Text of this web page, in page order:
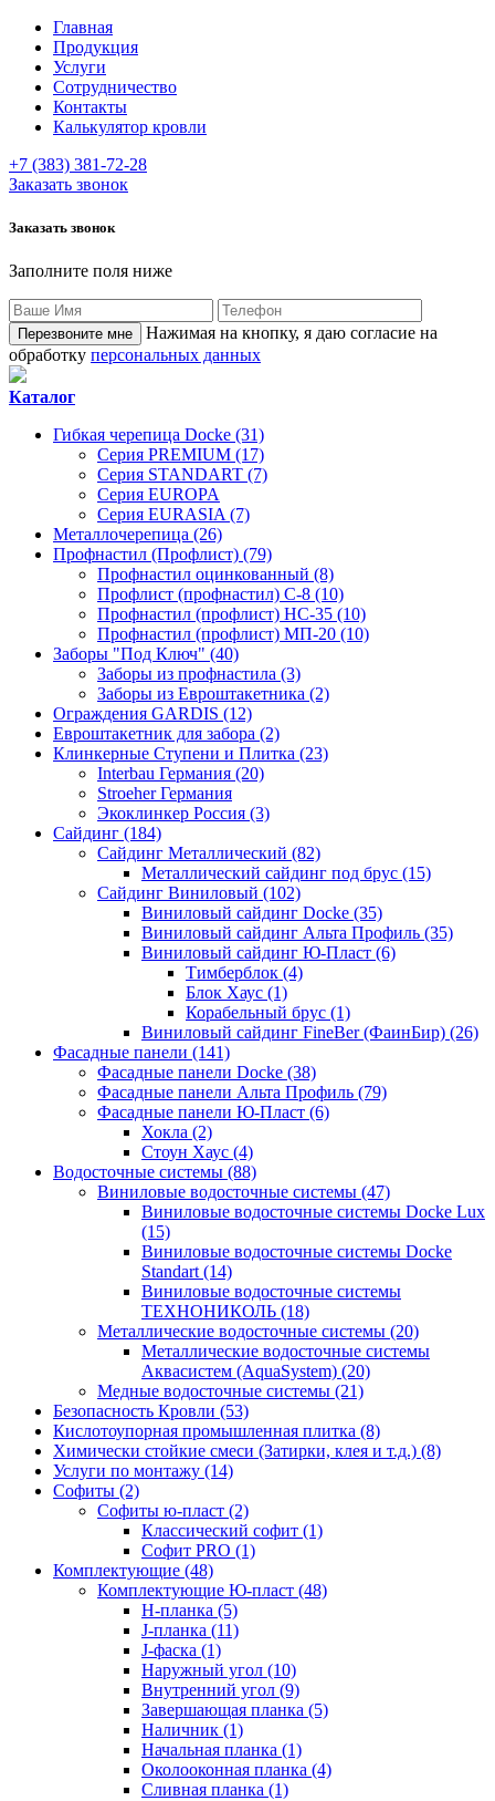
Главная
Продукция
Услуги
Сотрудничество
Контакты
Калькулятор кровли
+7 (383) 381-72-28
Заказать звонок
Заказать звонок
Заполните поля ниже
Нажимая на кнопку, я даю согласие на
обработку персональных данных
Каталог
Гибкая черепица Docke (31)
Серия PREMIUM (17)
Серия STANDART (7)
Серия EUROPA
Серия EURASIA (7)
Металлочерепица (26)
Профнастил (Профлист) (79)
Профнастил оцинкованный (8)
Профлист (профнастил) С-8 (10)
Профнастил (профлист) НС-35 (10)
Профнастил (профлист) МП-20 (10)
Заборы "Под Ключ" (40)
Заборы из профнастила (3)
Заборы из Евроштакетника (2)
Ограждения GARDIS (12)
Евроштакетник для забора (2)
Клинкерные Ступени и Плитка (23)
Interbau Германия (20)
Stroeher Германия
Экоклинкер Россия (3)
Сайдинг (184)
Сайдинг Металлический (82)
Металлический сайдинг под брус (15)
Сайдинг Виниловый (102)
Виниловый сайдинг Docke (35)
Виниловый сайдинг Альта Профиль (35)
Виниловый сайдинг Ю-Пласт (6)
Тимберблок (4)
Блок Хаус (1)
Корабельный брус (1)
Виниловый сайдинг FineBer (ФаинБир) (26)
Фасадные панели (141)
Фасадные панели Docke (38)
Фасадные панели Альта Профиль (79)
Фасадные панели Ю-Пласт (6)
Хокла (2)
Стоун Хаус (4)
Водосточные системы (88)
Виниловые водосточные системы (47)
Виниловые водосточные системы Docke Lux
(15)
Виниловые водосточные системы Docke
Standart (14)
Виниловые водосточные системы
ТЕХНОНИКОЛЬ (18)
Металлические водосточные системы (20)
Металлические водосточные системы
Аквасистем (AquaSystem) (20)
Медные водосточные системы (21)
Безопасность Кровли (53)
Кислотоупорная промышленная плитка (8)
Химически стойкие смеси (Затирки, клея и т.д.) (8)
Услуги по монтажу (14)
Софиты (2)
Софиты ю-пласт (2)
Классический софит (1)
Софит PRO (1)
Комплектующие (48)
Комплектующие Ю-пласт (48)
H-планка (5)
J-планка (11)
J-фаска (1)
Наружный угол (10)
Внутренний угол (9)
Завершающая планка (5)
Наличник (1)
Начальная планка (1)
Околооконная планка (4)
Сливная планка (1)